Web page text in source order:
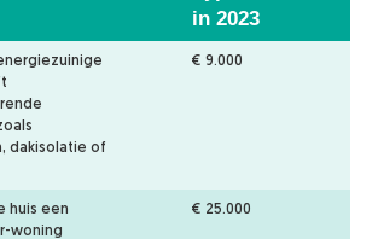
in 2023
dakisolatie of
€ 9.000
huis een
woning
€ 25.000